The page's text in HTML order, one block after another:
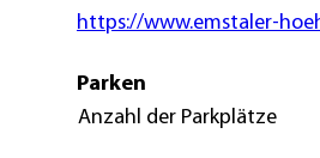
https://www.emstaler-
Parken
Anzahl der Parkplätze